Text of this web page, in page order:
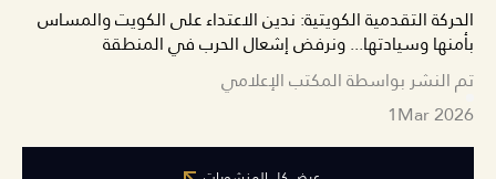
الحركة التقدمية الكويتية: ندين الاعتداء على الكويت والمساس
بأمنها وسيادتها... ونرفض إشعال الحرب في المنطقة
تم النشر بواسطة المكتب الإعلامي
Mar 2026
1